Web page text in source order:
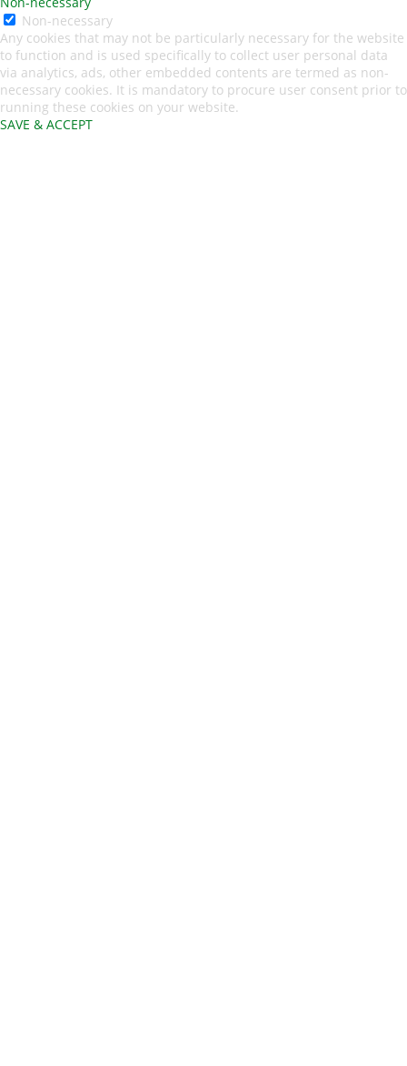
Non-necessary
Any cookies that may not be particularly necessary for the website
to function and is used specifically to collect user personal data
via analytics, ads, other embedded contents are termed as non-
necessary cookies. It is mandatory to procure user consent prior to
running these cookies on your website.
SAVE & ACCEPT